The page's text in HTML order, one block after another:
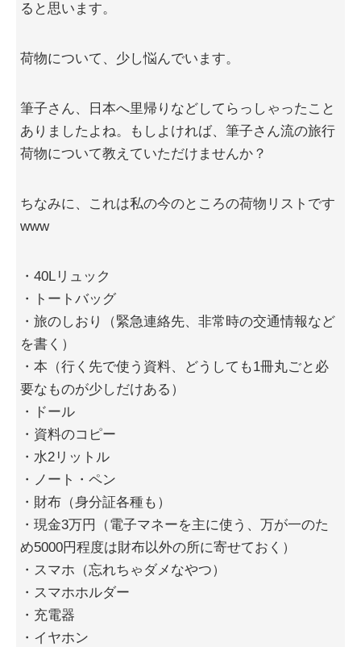
ると思います。
荷物について、少し悩んでいます。
筆子さん、日本へ里帰りなどしてらっしゃったこと
ありましたよね。もしよければ、筆子さん流の旅行
荷物について教えていただけませんか？
ちなみに、これは私の今のところの荷物リストです
www
・40Lリュック
・トートバッグ
・旅のしおり（緊急連絡先、非常時の交通情報など
を書く）
・本（行く先で使う資料、どうしても1冊丸ごと必
要なものが少しだけある）
・ドール
・資料のコピー
・水2リットル
・ノート・ペン
・財布（身分証各種も）
・現金3万円（電子マネーを主に使う、万が一のた
め5000円程度は財布以外の所に寄せておく）
・スマホ（忘れちゃダメなやつ）
・スマホホルダー
・充電器
・イヤホン